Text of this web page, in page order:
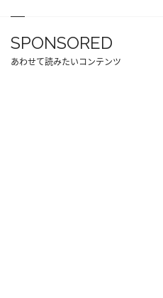
SPONSORED
あわせて読みたいコンテンツ